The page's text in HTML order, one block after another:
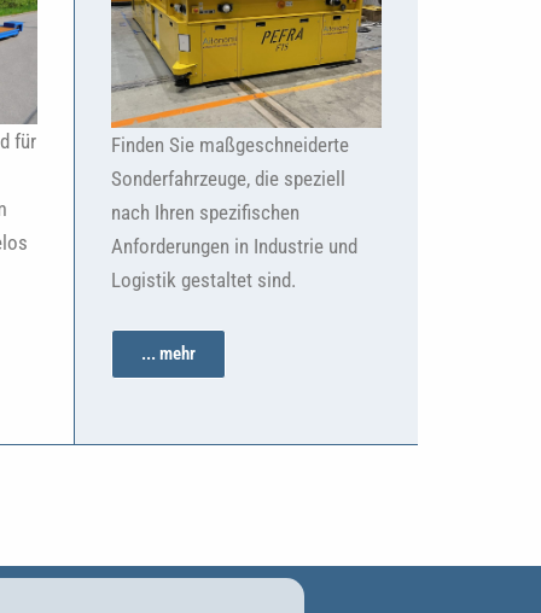
für
Finden Sie maßgeschneiderte
Sonderfahrzeuge, die speziell
nach Ihren spezifischen
Anforderungen in Industrie und
Logistik gestaltet sind.
... mehr